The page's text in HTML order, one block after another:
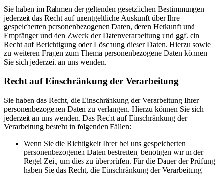
Sie haben im Rahmen der geltenden gesetzlichen Bestimmungen
jederzeit das Recht auf unentgeltliche Auskunft über Ihre
gespeicherten personenbezogenen Daten, deren Herkunft und
Empfänger und den Zweck der Datenverarbeitung und ggf. ein
Recht auf Berichtigung oder Löschung dieser Daten. Hierzu sowie
zu weiteren Fragen zum Thema personenbezogene Daten können
Sie sich jederzeit an uns wenden.
Recht auf Einschränkung der Verarbeitung
Sie haben das Recht, die Einschränkung der Verarbeitung Ihrer
personenbezogenen Daten zu verlangen. Hierzu können Sie sich
jederzeit an uns wenden. Das Recht auf Einschränkung der
Verarbeitung besteht in folgenden Fällen:
Wenn Sie die Richtigkeit Ihrer bei uns gespeicherten
personenbezogenen Daten bestreiten, benötigen wir in der
Regel Zeit, um dies zu überprüfen. Für die Dauer der Prüfung
haben Sie das Recht, die Einschränkung der Verarbeitung